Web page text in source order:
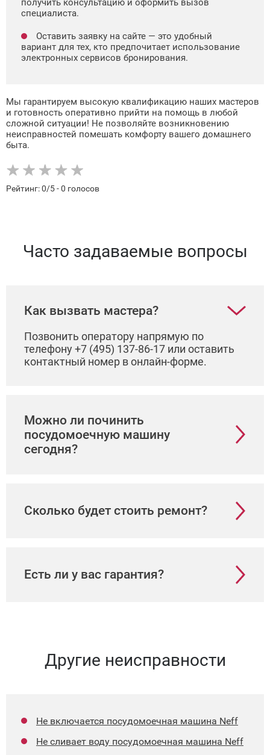
получить консультацию и оформить вызов
специалиста.
Оставить заявку на сайте — это удобный
вариант для тех, кто предпочитает использование
электронных сервисов бронирования.
Мы гарантируем высокую квалификацию наших мастеров
и готовность оперативно прийти на помощь в любой
сложной ситуации! Не позволяйте возникновению
неисправностей помешать комфорту вашего домашнего
быта.
Рейтинг:0/5 -0 голосов
Часто задаваемые вопросы
Как вызвать мастера?
Позвонить оператору напрямую по
телефону +7 (495) 137-86-17 или оставить
контактный номер в онлайн-форме.
Можно ли починить
посудомоечную машину
сегодня?
Сколько будет стоить ремонт?
Есть ли у вас гарантия?
Другие неисправности
Не включается посудомоечная машина Neff
Не сливает воду посудомоечная машина Neff